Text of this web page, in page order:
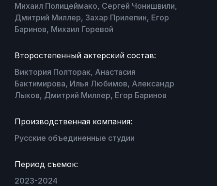
Михаил Полицеймако, Сергей Чонишвили,
Дмитрий Миллер, Захар Прилепин, Егор
Баринов, Михаил Горевой
Второстепенный актерский состав:
Виктория Полторак, Анастасия
Бактимирова, Илья Любимов, Александр
Лыков, Дмитрий Миллер, Егор Баринов
Производственная компания:
Русские объединенные студии
Период съемок:
2023-2024